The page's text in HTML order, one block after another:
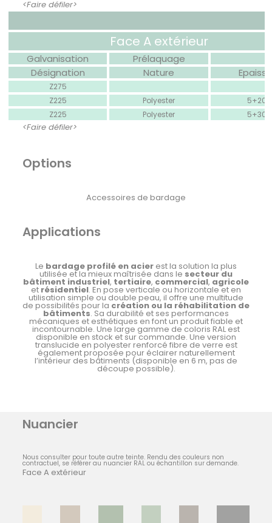
<Faire défiler>
Face A extérieur
Galvanisation Prélaquage
Désignation
Nature
Z275
Z225
Polyester
5+20
Z225
Polyester 5+30
<Faire défiler>
Options
Accessoires de bardage
Applications
Le bardage profilé en acier est la solution la plus
utilisée et la mieux maîtrisée dans le secteur du
bâtiment industriel, tertiaire, commercial, agricole
et résidentiel. En pose verticale ou horizontale et en
utilisation simple ou double peau, il offre une multitude
de possibilités pour la création ou la réhabilitation de
bâtiments. Sa durabilité et ses performances
mécaniques et esthétiques en font un produit fiable et
incontournable. Une large gamme de coloris RAL est
disponible en stock et sur commande. Une version
translucide en polyester renforcé fibre de verre est
également proposée pour éclairer naturellement
l’intérieur des bâtiments (disponible en 6 m, pas de
découpe possible).
Nuancier
Nous consulter pour toute autre teinte. Rendu des couleurs non
contractuel, se référer au nuancier RAL ou échantillon sur demande.
Face A extérieur